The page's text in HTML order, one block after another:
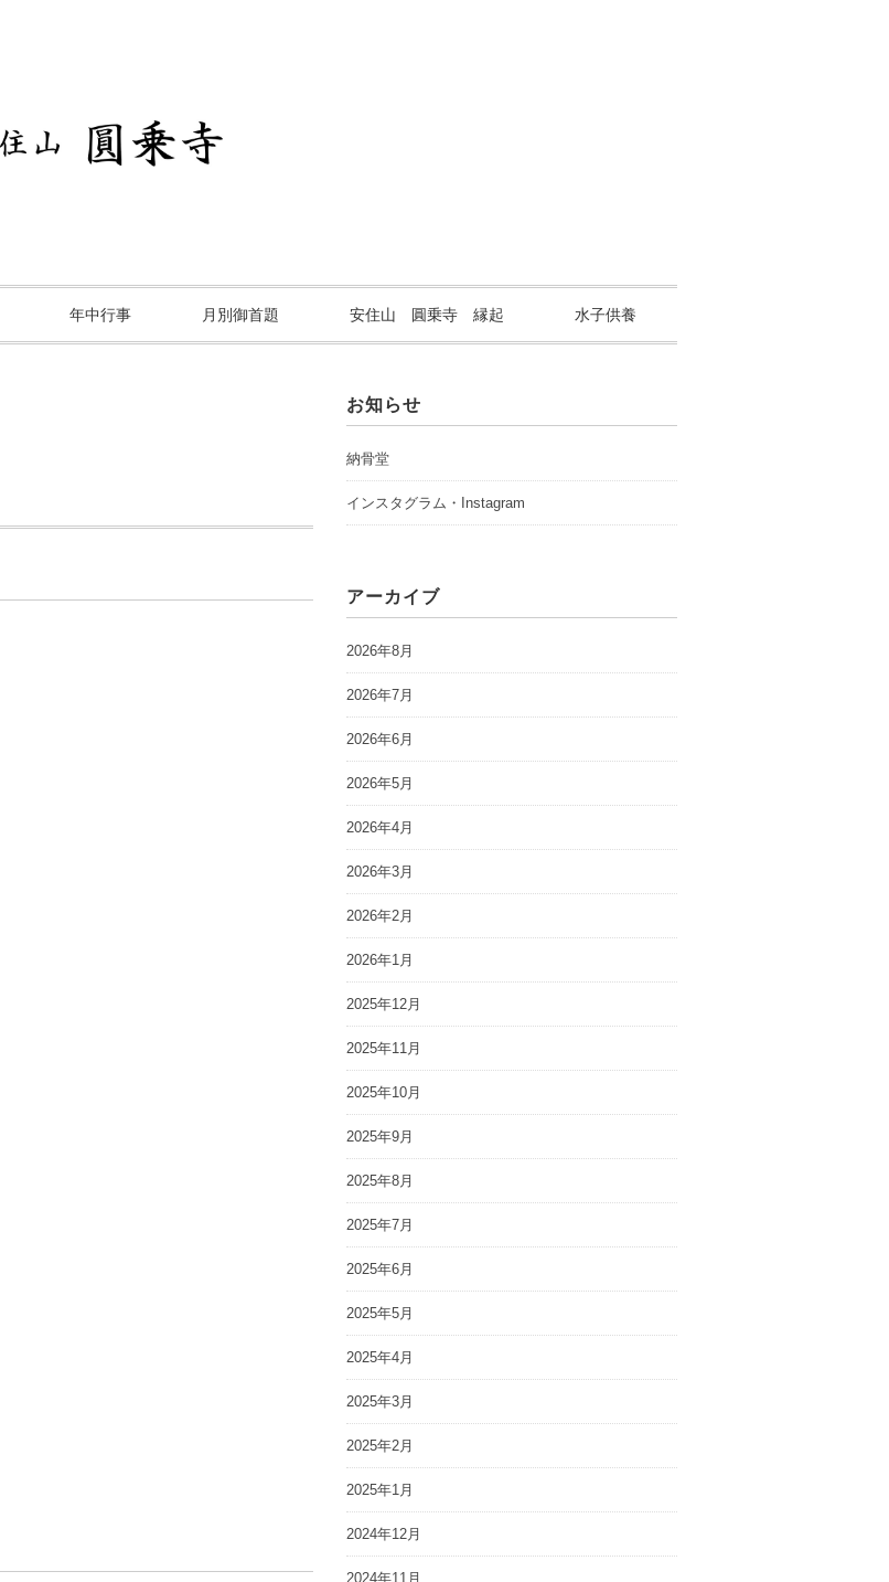
年中行事 月別御首題 安住山 圓乗寺 縁起 水子供養
お知らせ
納骨堂
インスタグラム・Instagram
アーカイブ
2026年8月
2026年7月
2026年6月
2026年5月
2026年4月
2026年3月
2026年2月
2026年1月
2025年12月
2025年11月
2025年10月
2025年9月
2025年8月
2025年7月
2025年6月
2025年5月
2025年4月
2025年3月
2025年2月
2025年1月
2024年12月
2024年11月